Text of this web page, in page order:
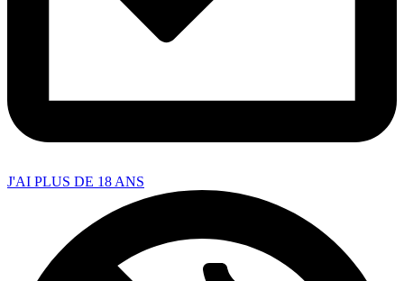
J'AI PLUS DE 18 ANS